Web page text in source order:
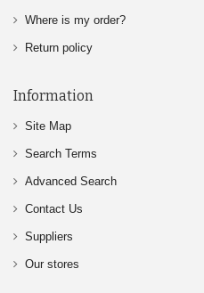
Where is my order?
Return policy
Information
Site Map
Search Terms
Advanced Search
Contact Us
Suppliers
Our stores